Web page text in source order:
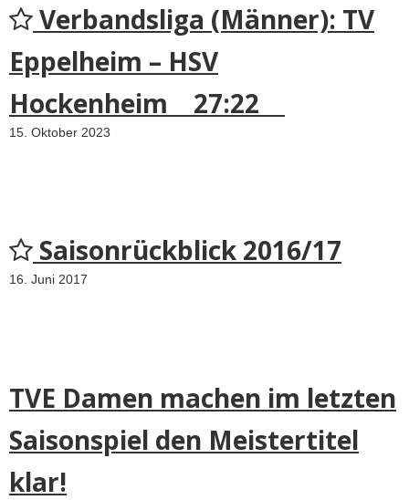
Verbandsliga (Männer): TV
Eppelheim – HSV
Hockenheim 27:22
15. Oktober 2023
Saisonrückblick 2016/17
16. Juni 2017
TVE Damen machen im letzten
Saisonspiel den Meistertitel
klar!